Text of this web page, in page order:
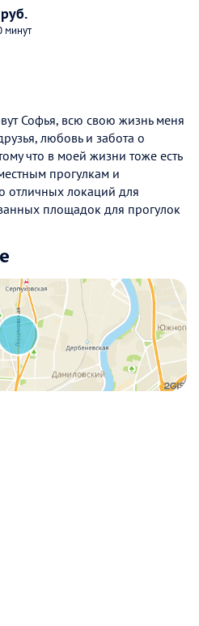
минут
Софья, всю свою жизнь меня
любовь и забота о
что в моей жизни тоже есть
прогулкам и
отличных локаций для
площадок для прогулок